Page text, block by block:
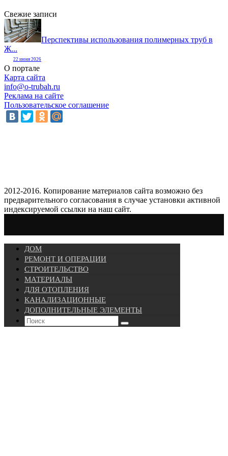
Свежие записи
Перспективы использования полимерных труб в
Ж...
22 июня 2026
О портале
Карта сайта
info@o-trubah.ru
Реклама на сайте
Пользовательское соглашение
2012-2016. Копирование материалов сайта возможно без
предварительного согласования в случае установки активной
индексируемой ссылки на наш сайт.
ДОМ
РЕМОНТ И ОПЕРАЦИИ
СТРОИТЕЛЬСТВО
МАТЕРИАЛЫ
ДЛЯ ОТОПЛЕНИЯ
КАНАЛИЗАЦИОННЫЕ
ДОПОЛНИТЕЛЬНЫЕ ЭЛЕМЕНТЫ